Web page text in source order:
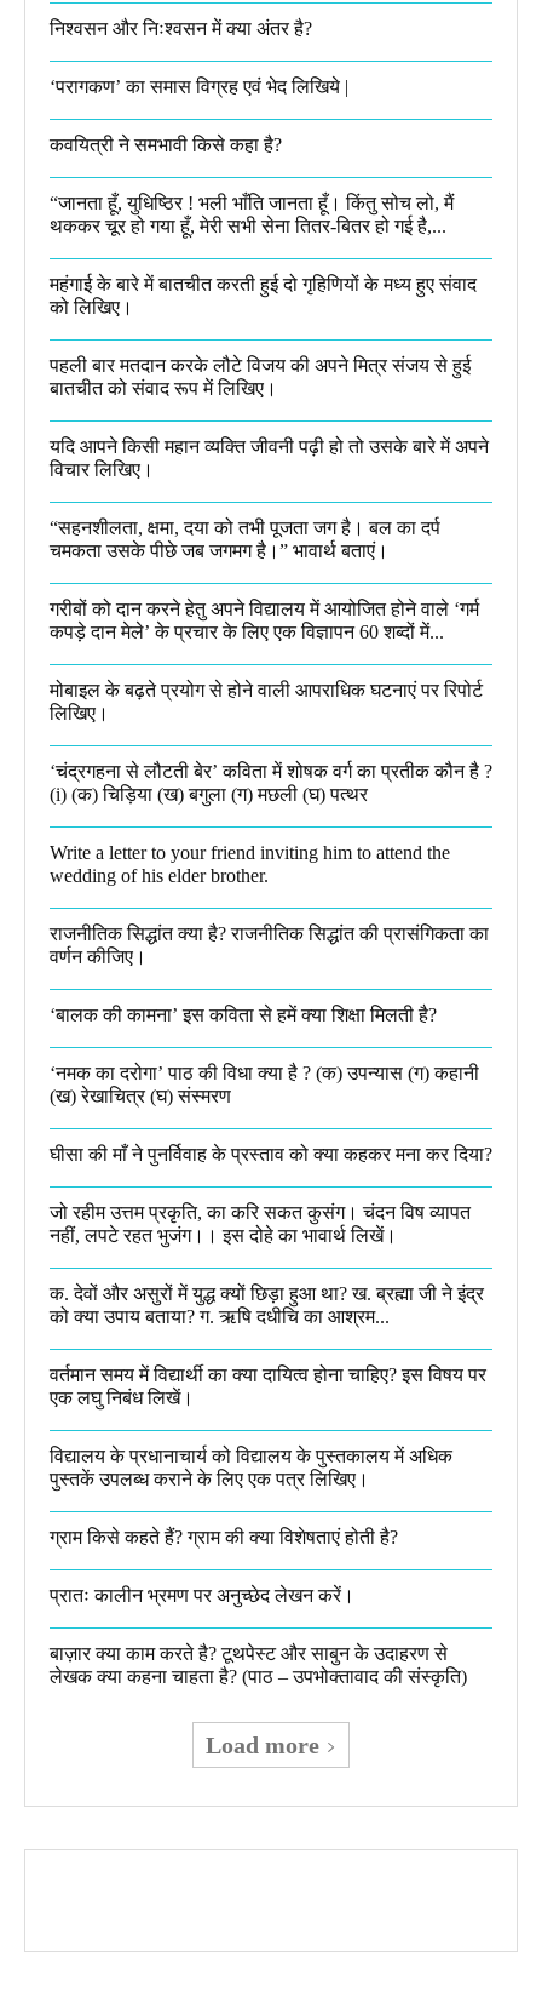
निश्वसन और निःश्वसन में क्या अंतर है?
‘परागकण’ का समास विग्रह एवं भेद लिखिये |
कवयित्री ने समभावी किसे कहा है?
“जानता हूँ, युधिष्ठिर ! भली भाँति जानता हूँ। किंतु सोच लो, मैं
थककर चूर हो गया हूँ, मेरी सभी सेना तितर-बितर हो गई है,...
महंगाई के बारे में बातचीत करती हुई दो गृहिणियों के मध्य हुए संवाद
को लिखिए।
पहली बार मतदान करके लौटे विजय की अपने मित्र संजय से हुई
बातचीत को संवाद रूप में लिखिए।
यदि आपने किसी महान व्यक्ति जीवनी पढ़ी हो तो उसके बारे में अपने
विचार लिखिए।
“सहनशीलता, क्षमा, दया को तभी पूजता जग है। बल का दर्प
चमकता उसके पीछे जब जगमग है।”​ भावार्थ बताएं।
गरीबों को दान करने हेतु अपने विद्यालय में आयोजित होने वाले ‘गर्म
कपड़े दान मेले’ के प्रचार के लिए एक विज्ञापन 60 शब्दों में...
मोबाइल के बढ़ते प्रयोग से होने वाली आपराधिक घटनाएं पर रिपोर्ट
लिखिए।
‘चंद्रगहना से लौटती बेर’ कविता में शोषक वर्ग का प्रतीक कौन है ?
(i) (क) चिड़िया (ख) बगुला (ग) मछली (घ) पत्थर
Write a letter to your friend inviting him to attend the
wedding of his elder brother.
राजनीतिक सिद्धांत क्या है? राजनीतिक सिद्धांत की प्रासंगिकता का
वर्णन कीजिए।
‘बालक की कामना’ इस कविता से हमें क्या शिक्षा मिलती है?
‘नमक का दरोगा’ पाठ की विधा क्या है ? (क) उपन्यास (ग) कहानी
(ख) रेखाचित्र (घ) संस्मरण​
घीसा की माँ ने पुनर्विवाह के प्रस्ताव को क्या कहकर मना कर दिया?
जो रहीम उत्तम प्रकृति, का करि सकत कुसंग। चंदन विष व्यापत
नहीं, लपटे रहत भुजंग।। इस दोहे का भावार्थ लिखें।
क. देवों और असुरों में युद्ध क्यों छिड़ा हुआ था? ख. ब्रह्मा जी ने इंद्र
को क्या उपाय बताया? ग. ऋषि दधीचि का आश्रम...
वर्तमान समय में विद्यार्थी का क्या दायित्व होना चाहिए? इस विषय पर
एक लघु निबंध लिखें।
विद्यालय के प्रधानाचार्य को विद्यालय के पुस्तकालय में अधिक
पुस्तकें उपलब्ध कराने के लिए एक पत्र लिखिए।
ग्राम किसे कहते हैं? ग्राम की क्या विशेषताएं होती है?​
प्रातः कालीन भ्रमण पर अनुच्छेद लेखन करें।
बाज़ार क्या काम करते है? टूथपेस्ट और साबुन के उदाहरण से
लेखक क्या कहना चाहता है? (पाठ – उपभोक्तावाद की संस्कृति)
Load more